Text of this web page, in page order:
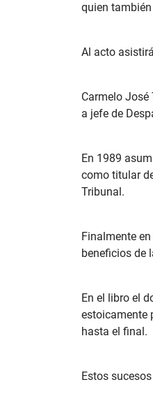
quien
Al acto
Carmelo
a jefe de
En 1989
como titular
Tribunal.
Finalmente
beneficios de
En el libro el
estoicamente
hasta el final.
Estos